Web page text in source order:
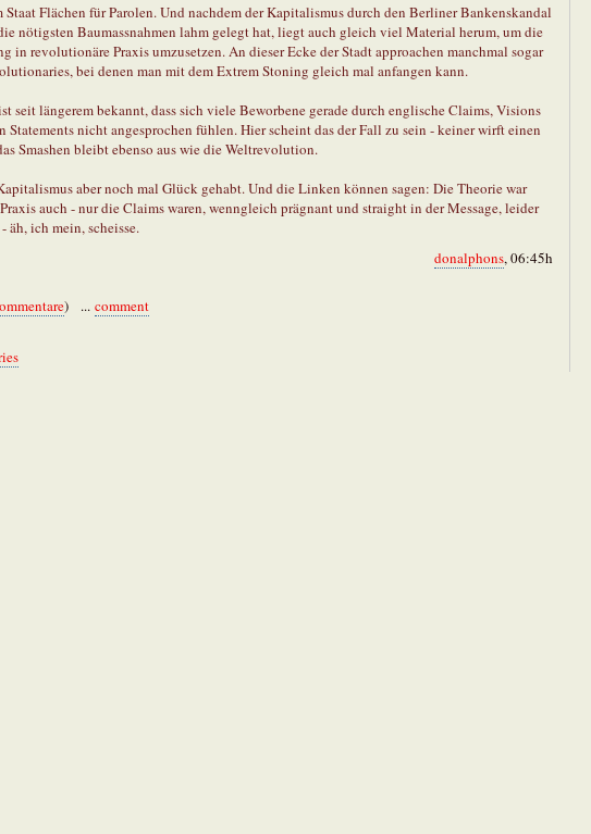
Staat Flächen für Parolen. Und nachdem der Kapitalismus durch den Berliner Bankenskandal
nötigsten Baumassnahmen lahm gelegt hat, liegt auch gleich viel Material herum, um die
in revolutionäre Praxis umzusetzen. An dieser Ecke der Stadt approachen manchmal sogar
bei denen man mit dem Extrem Stoning gleich mal anfangen kann.
seit längerem bekannt, dass sich viele Beworbene gerade durch englische Claims, Visions
Statements nicht angesprochen fühlen. Hier scheint das der Fall zu sein - keiner wirft einen
Smashen bleibt ebenso aus wie die Weltrevolution.
aber noch mal Glück gehabt. Und die Linken können sagen: Die Theorie war
auch - nur die Claims waren, wenngleich prägnant und straight in der Message, leider
äh, ich mein, scheisse.
donalphons, 06:45h
) ... comment